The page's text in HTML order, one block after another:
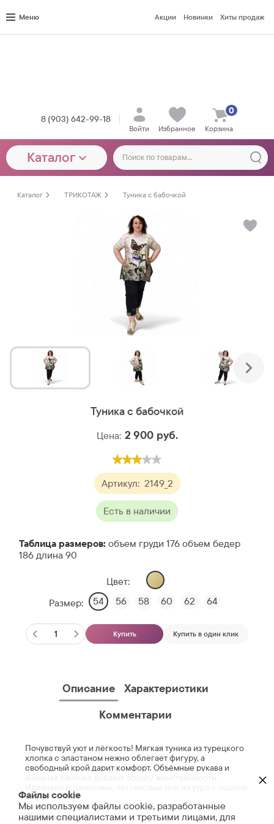
Меню Акции Новинки Хиты продаж
8 (903) 642-99-18
Войти Избранное Корзина
0
Каталог
Каталог ТРИКОТАЖ Туника с бабочкой
Туника с бабочкой
Артикул: 2149_2
Есть в наличии
Цена: 2 900 руб.
Таблица размеров: объем груди 176 объем бедер
186 длина 90
Цвет:
Размер:
54 56 58 60 62 64
Купить Купить в один клик
Описание
Характеристики
Комментарии
Почувствуй уют и лёгкость! Мягкая туника из турецкого
хлопка с эластаном нежно облегает фигуру, а
свободный крой дарит комфорт. Объёмные рукава и
кофе.
Состав:95% хлопок, 5% эластан
Размеры:56-64
Файлы cookie
Мы используем файлы cookie, разработанные
нашими специалистами и третьими лицами, для
×